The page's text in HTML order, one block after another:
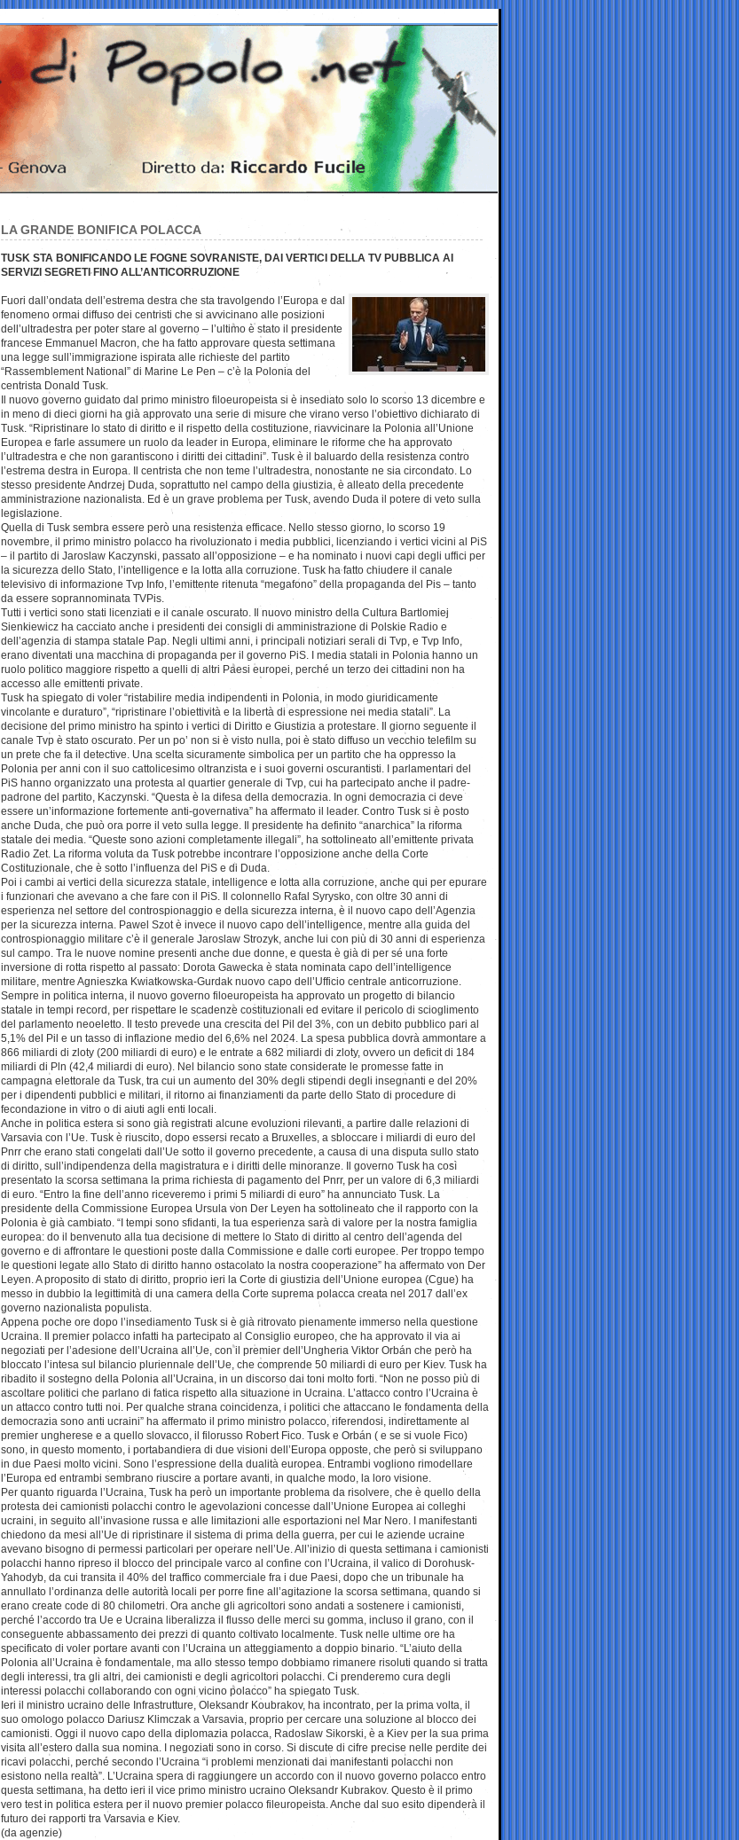
LA GRANDE BONIFICA POLACCA
TUSK STA BONIFICANDO LE FOGNE SOVRANISTE, DAI VERTICI DELLA TV PUBBLICA AI
SERVIZI SEGRETI FINO ALL’ANTICORRUZIONE
Fuori dall’ondata dell’estrema destra che sta travolgendo l’Europa e dal
fenomeno ormai diffuso dei centristi che si avvicinano alle posizioni
dell’ultradestra per poter stare al governo – l’ultimo è stato il presidente
francese Emmanuel Macron, che ha fatto approvare questa settimana
una legge sull’immigrazione ispirata alle richieste del partito
“Rassemblement National” di Marine Le Pen – c’è la Polonia del
centrista Donald Tusk.
Il nuovo governo guidato dal primo ministro filoeuropeista si è insediato solo lo scorso 13 dicembre e
in meno di dieci giorni ha già approvato una serie di misure che virano verso l’obiettivo dichiarato di
Tusk. “Ripristinare lo stato di diritto e il rispetto della costituzione, riavvicinare la Polonia all’Unione
Europea e farle assumere un ruolo da leader in Europa, eliminare le riforme che ha approvato
l’ultradestra e che non garantiscono i diritti dei cittadini”. Tusk è il baluardo della resistenza contro
l’estrema destra in Europa. Il centrista che non teme l’ultradestra, nonostante ne sia circondato. Lo
stesso presidente Andrzej Duda, soprattutto nel campo della giustizia, è alleato della precedente
amministrazione nazionalista. Ed è un grave problema per Tusk, avendo Duda il potere di veto sulla
legislazione.
Quella di Tusk sembra essere però una resistenza efficace. Nello stesso giorno, lo scorso 19
novembre, il primo ministro polacco ha rivoluzionato i media pubblici, licenziando i vertici vicini al PiS
– il partito di Jaroslaw Kaczynski, passato all’opposizione – e ha nominato i nuovi capi degli uffici per
la sicurezza dello Stato, l’intelligence e la lotta alla corruzione. Tusk ha fatto chiudere il canale
televisivo di informazione Tvp Info, l’emittente ritenuta “megafono” della propaganda del Pis – tanto
da essere soprannominata TVPis.
Tutti i vertici sono stati licenziati e il canale oscurato. Il nuovo ministro della Cultura Bartlomiej
Sienkiewicz ha cacciato anche i presidenti dei consigli di amministrazione di Polskie Radio e
dell’agenzia di stampa statale Pap. Negli ultimi anni, i principali notiziari serali di Tvp, e Tvp Info,
erano diventati una macchina di propaganda per il governo PiS. I media statali in Polonia hanno un
ruolo politico maggiore rispetto a quelli di altri Paesi europei, perché un terzo dei cittadini non ha
accesso alle emittenti private.
Tusk ha spiegato di voler “ristabilire media indipendenti in Polonia, in modo giuridicamente
vincolante e duraturo”, “ripristinare l’obiettività e la libertà di espressione nei media statali”. La
decisione del primo ministro ha spinto i vertici di Diritto e Giustizia a protestare. Il giorno seguente il
canale Tvp è stato oscurato. Per un po’ non si è visto nulla, poi è stato diffuso un vecchio telefilm su
un prete che fa il detective. Una scelta sicuramente simbolica per un partito che ha oppresso la
Polonia per anni con il suo cattolicesimo oltranzista e i suoi governi oscurantisti. I parlamentari del
PiS hanno organizzato una protesta al quartier generale di Tvp, cui ha partecipato anche il padre-
padrone del partito, Kaczynski. “Questa è la difesa della democrazia. In ogni democrazia ci deve
essere un’informazione fortemente anti-governativa” ha affermato il leader. Contro Tusk si è posto
anche Duda, che può ora porre il veto sulla legge. Il presidente ha definito “anarchica” la riforma
statale dei media. “Queste sono azioni completamente illegali”, ha sottolineato all’emittente privata
Radio Zet. La riforma voluta da Tusk potrebbe incontrare l’opposizione anche della Corte
Costituzionale, che è sotto l’influenza del PiS e di Duda.
Poi i cambi ai vertici della sicurezza statale, intelligence e lotta alla corruzione, anche qui per epurare
i funzionari che avevano a che fare con il PiS. Il colonnello Rafal Syrysko, con oltre 30 anni di
esperienza nel settore del controspionaggio e della sicurezza interna, è il nuovo capo dell’Agenzia
per la sicurezza interna. Pawel Szot è invece il nuovo capo dell’intelligence, mentre alla guida del
controspionaggio militare c’è il generale Jaroslaw Strozyk, anche lui con più di 30 anni di esperienza
sul campo. Tra le nuove nomine presenti anche due donne, e questa è già di per sé una forte
inversione di rotta rispetto al passato: Dorota Gawecka è stata nominata capo dell’intelligence
militare, mentre Agnieszka Kwiatkowska-Gurdak nuovo capo dell’Ufficio centrale anticorruzione.
Sempre in politica interna, il nuovo governo filoeuropeista ha approvato un progetto di bilancio
statale in tempi record, per rispettare le scadenze costituzionali ed evitare il pericolo di scioglimento
del parlamento neoeletto. Il testo prevede una crescita del Pil del 3%, con un debito pubblico pari al
5,1% del Pil e un tasso di inflazione medio del 6,6% nel 2024. La spesa pubblica dovrà ammontare a
866 miliardi di zloty (200 miliardi di euro) e le entrate a 682 miliardi di zloty, ovvero un deficit di 184
miliardi di Pln (42,4 miliardi di euro). Nel bilancio sono state considerate le promesse fatte in
campagna elettorale da Tusk, tra cui un aumento del 30% degli stipendi degli insegnanti e del 20%
per i dipendenti pubblici e militari, il ritorno ai finanziamenti da parte dello Stato di procedure di
fecondazione in vitro o di aiuti agli enti locali.
Anche in politica estera si sono già registrati alcune evoluzioni rilevanti, a partire dalle relazioni di
Varsavia con l’Ue. Tusk è riuscito, dopo essersi recato a Bruxelles, a sbloccare i miliardi di euro del
Pnrr che erano stati congelati dall’Ue sotto il governo precedente, a causa di una disputa sullo stato
di diritto, sull’indipendenza della magistratura e i diritti delle minoranze. Il governo Tusk ha così
presentato la scorsa settimana la prima richiesta di pagamento del Pnrr, per un valore di 6,3 miliardi
di euro. “Entro la fine dell’anno riceveremo i primi 5 miliardi di euro” ha annunciato Tusk. La
presidente della Commissione Europea Ursula von Der Leyen ha sottolineato che il rapporto con la
Polonia è già cambiato. “I tempi sono sfidanti, la tua esperienza sarà di valore per la nostra famiglia
europea: do il benvenuto alla tua decisione di mettere lo Stato di diritto al centro dell’agenda del
governo e di affrontare le questioni poste dalla Commissione e dalle corti europee. Per troppo tempo
le questioni legate allo Stato di diritto hanno ostacolato la nostra cooperazione” ha affermato von Der
Leyen. A proposito di stato di diritto, proprio ieri la Corte di giustizia dell’Unione europea (Cgue) ha
messo in dubbio la legittimità di una camera della Corte suprema polacca creata nel 2017 dall’ex
governo nazionalista populista.
Appena poche ore dopo l’insediamento Tusk si è già ritrovato pienamente immerso nella questione
Ucraina. Il premier polacco infatti ha partecipato al Consiglio europeo, che ha approvato il via ai
negoziati per l’adesione dell’Ucraina all’Ue, con il premier dell’Ungheria Viktor Orbán che però ha
bloccato l’intesa sul bilancio pluriennale dell’Ue, che comprende 50 miliardi di euro per Kiev. Tusk ha
ribadito il sostegno della Polonia all’Ucraina, in un discorso dai toni molto forti. “Non ne posso più di
ascoltare politici che parlano di fatica rispetto alla situazione in Ucraina. L’attacco contro l’Ucraina è
un attacco contro tutti noi. Per qualche strana coincidenza, i politici che attaccano le fondamenta della
democrazia sono anti ucraini” ha affermato il primo ministro polacco, riferendosi, indirettamente al
premier ungherese e a quello slovacco, il filorusso Robert Fico. Tusk e Orbán ( e se si vuole Fico)
sono, in questo momento, i portabandiera di due visioni dell’Europa opposte, che però si sviluppano
in due Paesi molto vicini. Sono l’espressione della dualità europea. Entrambi vogliono rimodellare
l’Europa ed entrambi sembrano riuscire a portare avanti, in qualche modo, la loro visione.
Per quanto riguarda l’Ucraina, Tusk ha però un importante problema da risolvere, che è quello della
protesta dei camionisti polacchi contro le agevolazioni concesse dall’Unione Europea ai colleghi
ucraini, in seguito all’invasione russa e alle limitazioni alle esportazioni nel Mar Nero. I manifestanti
chiedono da mesi all’Ue di ripristinare il sistema di prima della guerra, per cui le aziende ucraine
avevano bisogno di permessi particolari per operare nell’Ue. All’inizio di questa settimana i camionisti
polacchi hanno ripreso il blocco del principale varco al confine con l’Ucraina, il valico di Dorohusk-
Yahodyb, da cui transita il 40% del traffico commerciale fra i due Paesi, dopo che un tribunale ha
annullato l’ordinanza delle autorità locali per porre fine all’agitazione la scorsa settimana, quando si
erano create code di 80 chilometri. Ora anche gli agricoltori sono andati a sostenere i camionisti,
perché l’accordo tra Ue e Ucraina liberalizza il flusso delle merci su gomma, incluso il grano, con il
conseguente abbassamento dei prezzi di quanto coltivato localmente. Tusk nelle ultime ore ha
specificato di voler portare avanti con l’Ucraina un atteggiamento a doppio binario. “L’aiuto della
Polonia all’Ucraina è fondamentale, ma allo stesso tempo dobbiamo rimanere risoluti quando si tratta
degli interessi, tra gli altri, dei camionisti e degli agricoltori polacchi. Ci prenderemo cura degli
interessi polacchi collaborando con ogni vicino polacco” ha spiegato Tusk.
Ieri il ministro ucraino delle Infrastrutture, Oleksandr Koubrakov, ha incontrato, per la prima volta, il
suo omologo polacco Dariusz Klimczak a Varsavia, proprio per cercare una soluzione al blocco dei
camionisti. Oggi il nuovo capo della diplomazia polacca, Radoslaw Sikorski, è a Kiev per la sua prima
visita all’estero dalla sua nomina. I negoziati sono in corso. Si discute di cifre precise nelle perdite dei
ricavi polacchi, perché secondo l’Ucraina “i problemi menzionati dai manifestanti polacchi non
esistono nella realtà”. L’Ucraina spera di raggiungere un accordo con il nuovo governo polacco entro
questa settimana, ha detto ieri il vice primo ministro ucraino Oleksandr Kubrakov. Questo è il primo
vero test in politica estera per il nuovo premier polacco fileuropeista. Anche dal suo esito dipenderà il
futuro dei rapporti tra Varsavia e Kiev.
(da agenzie)